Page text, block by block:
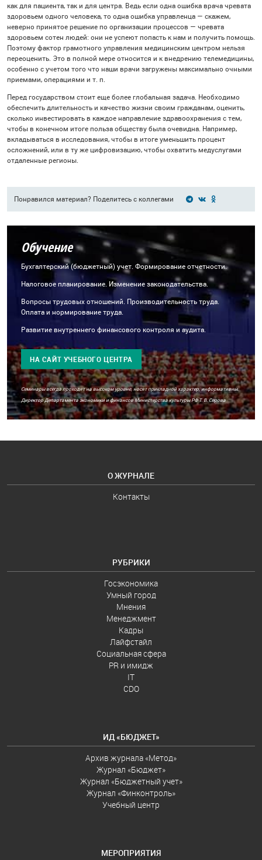
как для пациента, так и для центра. Ведь если одна ошибка врача чревата
здоровьем одного человека, то одна ошибка управленца — скажем,
неверно принятое решение по организации процессов — чревата
здоровьем сотен людей: они не успеют попасть к нам и получить помощь.
Поэтому фактор грамотного управления медицинским центром нельзя
переоценить. Это в полной мере относится и к внедрению телемедицины,
особенно с учетом того что наши врачи загружены максимально очными
приемами, операциями и т. п.
Перед государством стоит еще более глобальная задача. Необходимо
обеспечить длительность и качество жизни своим гражданам, оценить,
сколько инвестировать в каждое направление здравоохранения с тем,
чтобы в конечном итоге польза обществу была очевидна. Например,
вкладываться в исследования, чтобы в итоге уменьшить процент
осложнений, или в ту же цифровизацию, чтобы охватить медуслугами
отдаленные регионы.
Понравился материал? Поделитесь с коллегами
Обучение
Бухгалтерский (бюджетный) учет. Формирование отчетности.
Налоговое планирование. Изменение законодательства.
Вопросы трудовых отношений. Производительность труда.
Оплата и нормирование труда.
Развитие внутреннего финансового контроля и аудита.
НА САЙТ УЧЕБНОГО ЦЕНТРА
Семинары всегда проходят на высоком уровне, носят прикладной характер, информативны.
Директор Департамента экономики и финансов Министерства культуры РФ Т. В. Серова
О ЖУРНАЛЕ
Контакты
РУБРИКИ
Госэкономика
Умный город
Мнения
Менеджмент
Кадры
Лайфстайл
Социальная сфера
PR и имидж
IT
CDO
ИД «БЮДЖЕТ»
Архив журнала «Метод»
Журнал «Бюджет»
Журнал «Бюджетный учет»
Журнал «Финконтроль»
Учебный центр
МЕРОПРИЯТИЯ